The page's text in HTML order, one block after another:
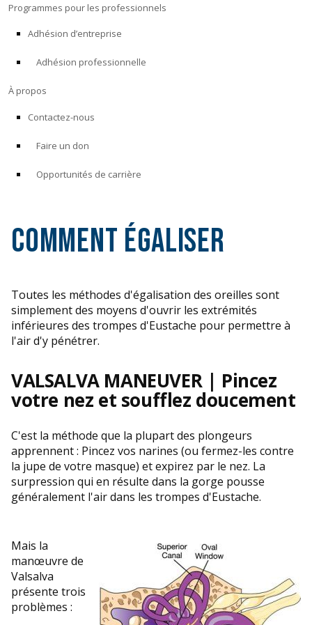
Programmes pour les professionnels
Adhésion d’entreprise
Adhésion professionnelle
À propos
Contactez-nous
Faire un don
Opportunités de carrière
Comment égaliser
Toutes les méthodes d'égalisation des oreilles sont
simplement des moyens d'ouvrir les extrémités
inférieures des trompes d'Eustache pour permettre à
l'air d'y pénétrer.
VALSALVA MANEUVER | Pincez
votre nez et soufflez doucement
C'est la méthode que la plupart des plongeurs
apprennent : Pincez vos narines (ou fermez-les contre
la jupe de votre masque) et expirez par le nez. La
surpression qui en résulte dans la gorge pousse
généralement l'air dans les trompes d'Eustache.
Mais la
manœuvre de
Valsalva
présente trois
problèmes :